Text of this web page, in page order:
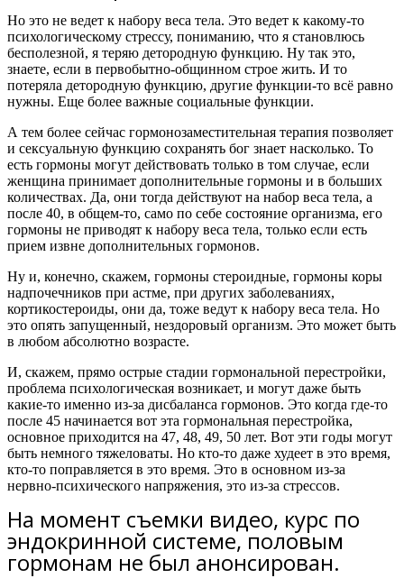
Но это не ведет к набору веса тела. Это ведет к какому-то
психологическому стрессу, пониманию, что я становлюсь
бесполезной, я теряю детородную функцию. Ну так это,
знаете, если в первобытно-общинном строе жить. И то
потеряла детородную функцию, другие функции-то всё равно
нужны. Еще более важные социальные функции.
А тем более сейчас гормонозаместительная терапия позволяет
и сексуальную функцию сохранять бог знает насколько. То
есть гормоны могут действовать только в том случае, если
женщина принимает дополнительные гормоны и в больших
количествах. Да, они тогда действуют на набор веса тела, а
после 40, в общем-то, само по себе состояние организма, его
гормоны не приводят к набору веса тела, только если есть
прием извне дополнительных гормонов.
Ну и, конечно, скажем, гормоны стероидные, гормоны коры
надпочечников при астме, при других заболеваниях,
кортикостероиды, они да, тоже ведут к набору веса тела. Но
это опять запущенный, нездоровый организм. Это может быть
в любом абсолютно возрасте.
И, скажем, прямо острые стадии гормональной перестройки,
проблема психологическая возникает, и могут даже быть
какие-то именно из-за дисбаланса гормонов. Это когда где-то
после 45 начинается вот эта гормональная перестройка,
основное приходится на 47, 48, 49, 50 лет. Вот эти годы могут
быть немного тяжеловаты. Но кто-то даже худеет в это время,
кто-то поправляется в это время. Это в основном из-за
нервно-психического напряжения, это из-за стрессов.
На момент съемки видео, курс по
эндокринной системе, половым
гормонам не был анонсирован.